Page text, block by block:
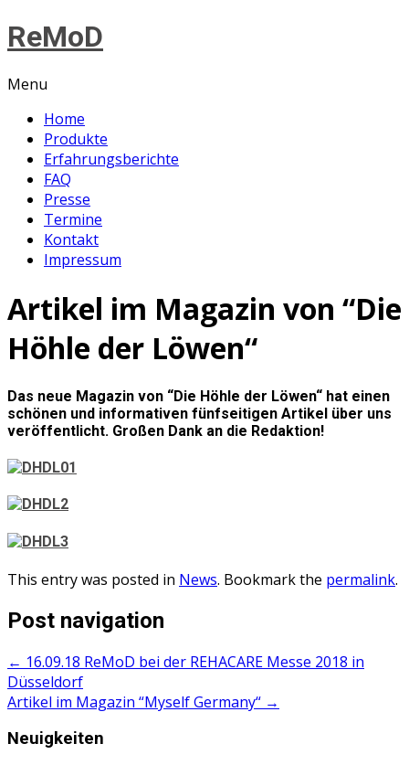
ReMoD
Menu
Home
Produkte
Erfahrungsberichte
FAQ
Presse
Termine
Kontakt
Impressum
Artikel im Magazin von “Die
Höhle der Löwen“
Das neue Magazin von “Die Höhle der Löwen“ hat einen
schönen und informativen fünfseitigen Artikel über uns
veröffentlicht. Großen Dank an die Redaktion!
This entry was posted in News. Bookmark the permalink.
Post navigation
← 16.09.18 ReMoD bei der REHACARE Messe 2018 in
Düsseldorf
Artikel im Magazin “Myself Germany“ →
Neuigkeiten